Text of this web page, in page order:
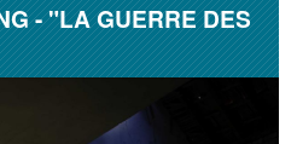
- "LA GUERRE DES